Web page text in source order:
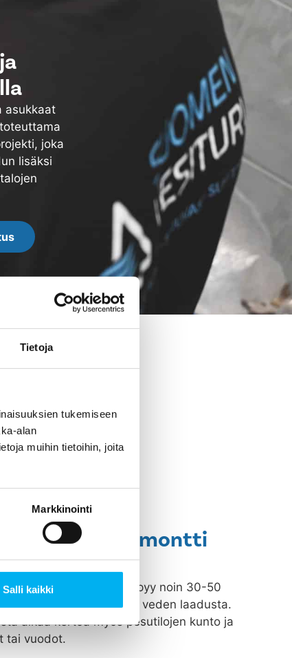
Tietoja
tukemiseen
alan
muihin tietoihin, joita
Markkinointi
Salli kaikki
asukkaat
joka
lisäksi
tai putkiremontti
vanhenee, kuluu ja syöpyy noin 30-50
materiaaleista ja veden laadusta.
alkaa kertoa myös pesutilojen kunto ja
tai vuodot.